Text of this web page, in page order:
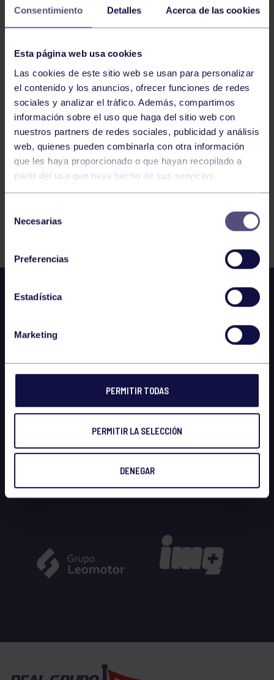
Consentimiento Detalles Acerca de las cookies
Esta página web usa cookies
Las cookies de este sitio web se usan para personalizar
el contenido y los anuncios, ofrecer funciones de redes
sociales y analizar el tráfico. Además, compartimos
información sobre el uso que haga del sitio web con
nuestros partners de redes sociales, publicidad y análisis
web, quienes pueden combinarla con otra información
que les haya proporcionado o que hayan recopilado a
partir del uso que haya hecho de sus servicios.
Necesarias
Preferencias
Estadística
Marketing
PERMITIR TODAS
PERMITIR LA SELECCIÓN
DENEGAR
16
JUNIO
2026
ENGANCHATE AL DEPORTE – COROS Y
DANZAS
1 2 3 4 5 6 7
FILTRAR